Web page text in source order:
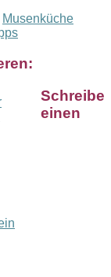
Musenküche
Schreibe
einen